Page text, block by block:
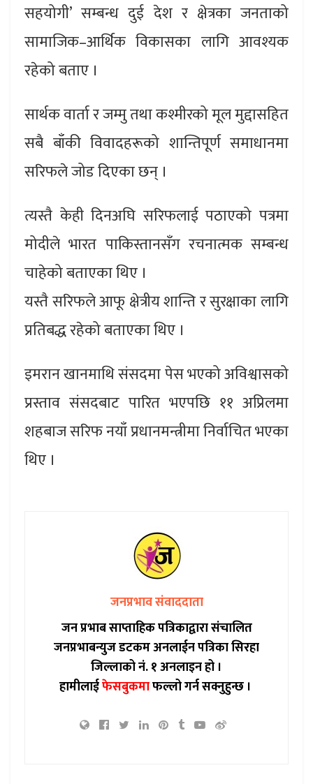
सहयोगी’ सम्बन्ध दुई देश र क्षेत्रका जनताको
सामाजिक–आर्थिक विकासका लागि आवश्यक
रहेको बताए ।
सार्थक वार्ता र जम्मु तथा कश्मीरको मूल मुद्दासहित
सबै बाँकी विवादहरूको शान्तिपूर्ण समाधानमा
सरिफले जोड दिएका छन् ।
त्यस्तै केही दिनअघि सरिफलाई पठाएको पत्रमा
मोदीले भारत पाकिस्तानसँग रचनात्मक सम्बन्ध
चाहेको बताएका थिए ।
यस्तै सरिफले आफू क्षेत्रीय शान्ति र सुरक्षाका लागि
प्रतिबद्ध रहेको बताएका थिए ।
इमरान खानमाथि संसदमा पेस भएको अविश्वासको
प्रस्ताव संसदबाट पारित भएपछि ११ अप्रिलमा
शहबाज सरिफ नयाँ प्रधानमन्त्रीमा निर्वाचित भएका
थिए ।
जनप्रभाव संवाददाता
जन प्रभाब साप्ताहिक पत्रिकाद्वारा संचालित
जनप्रभाबन्युज डटकम अनलाईन पत्रिका सिरहा
जिल्लाको नं. १ अनलाइन हो ।
हामीलाईफेसबुकमाफल्लो गर्न सक्नुहुन्छ ।